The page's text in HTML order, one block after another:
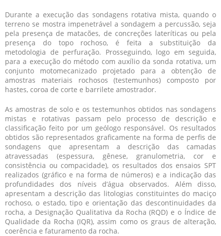
Durante a execução das sondagens rotativa mista, quando o
terreno se mostra impenetrável a sondagem a percussão, seja
pela presença de matacões, de concreções lateríticas ou pela
presença do topo rochoso, é feita a substituição da
metodologia de perfuração. Prosseguindo, logo em seguida,
para a execução do método com auxílio da sonda rotativa, um
conjunto motomecanizado projetado para a obtenção de
amostras materiais rochosos (testemunhos) composto por
hastes, coroa de corte e barrilete amostrador.
As amostras de solo e os testemunhos obtidos nas sondagens
mistas e rotativas passam pelo processo de descrição e
classificação feito por um geólogo responsável. Os resultados
obtidos são representados graficamente na forma de perfis de
sondagens que apresentam a descrição das camadas
atravessadas (espessura, gênese, granulometria, cor e
consistência ou compacidade), os resultados dos ensaios SPT
realizados (gráfico e na forma de números) e a indicação das
profundidades dos níveis d’água observados. Além disso,
apresentam a descrição das litologias constituintes do maciço
rochoso, o estado, tipo e orientação das descontinuidades da
rocha, a Designação Qualitativa da Rocha (RQD) e o Índice de
Qualidade da Rocha (IQR), assim como os graus de alteração,
coerência e faturamento da rocha.